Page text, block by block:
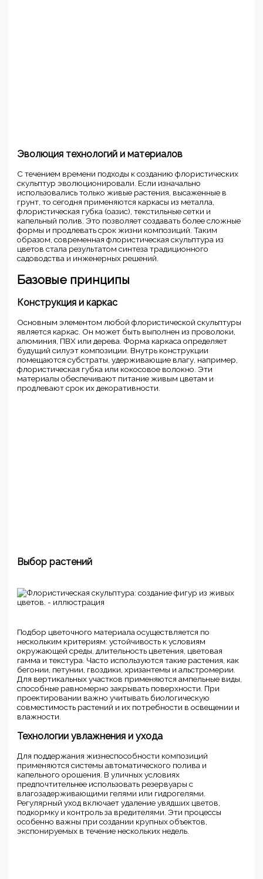
Эволюция технологий и материалов
С течением времени подходы к созданию флористических
скульптур эволюционировали. Если изначально
использовались только живые растения, высаженные в
грунт, то сегодня применяются каркасы из металла,
флористическая губка (оазис), текстильные сетки и
капельный полив. Это позволяет создавать более сложные
формы и продлевать срок жизни композиций. Таким
образом, современная флористическая скульптура из
цветов стала результатом синтеза традиционного
садоводства и инженерных решений.
Базовые принципы
Конструкция и каркас
Основным элементом любой флористической скульптуры
является каркас. Он может быть выполнен из проволоки,
алюминия, ПВХ или дерева. Форма каркаса определяет
будущий силуэт композиции. Внутрь конструкции
помещаются субстраты, удерживающие влагу, например,
флористическая губка или кокосовое волокно. Эти
материалы обеспечивают питание живым цветам и
продлевают срок их декоративности.
Выбор растений
Подбор цветочного материала осуществляется по
нескольким критериям: устойчивость к условиям
окружающей среды, длительность цветения, цветовая
гамма и текстура. Часто используются такие растения, как
бегонии, петунии, гвоздики, хризантемы и альстромерии.
Для вертикальных участков применяются ампельные виды,
способные равномерно закрывать поверхности. При
проектировании важно учитывать биологическую
совместимость растений и их потребности в освещении и
влажности.
Технологии увлажнения и ухода
Для поддержания жизнеспособности композиций
применяются системы автоматического полива и
капельного орошения. В уличных условиях
предпочтительнее использовать резервуары с
влагозадерживающими гелями или гидрогелями.
Регулярный уход включает удаление увядших цветов,
подкормку и контроль за вредителями. Эти процессы
особенно важны при создании крупных объектов,
экспонируемых в течение нескольких недель.